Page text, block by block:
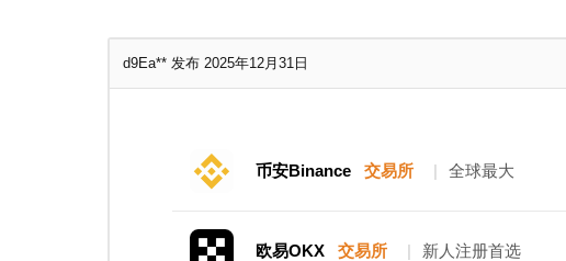
d9Ea** 发布 2025年12月31日
币安Binance 交易所 | 全球最大
欧易OKX 交易所 | 新人注册首选